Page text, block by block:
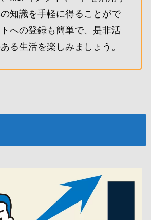
知識を手軽に得ることがで
への登録も簡単で、是非活
る生活を楽しみましょう。